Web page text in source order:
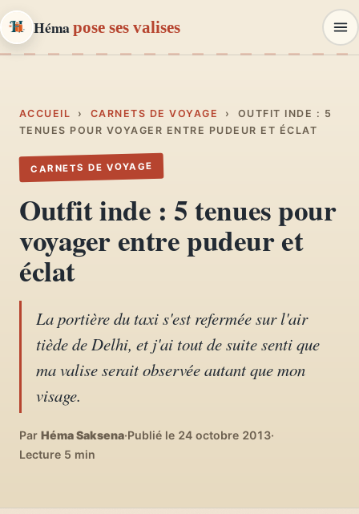
Hémapose ses valises
01 Carnets de voyage
Récits, road-trips, itinéraires
Escapades en France
Provence, Paris, Marseille…
Looks, dressing, inspirations
04 Lifestyle & déco
DIY, intérieurs, bonheur
05
Qui est Héma ?
ACCUEIL › CARNETS DE VOYAGE › OUTFIT INDE : 5
TENUES POUR VOYAGER ENTRE PUDEUR ET ÉCLAT
CARNETS DE VOYAGE
Outfit inde : 5 tenues pour
voyager entre pudeur et
éclat
La portière du taxi s'est refermée sur l'air
tiède de Delhi, et j'ai tout de suite senti que
ma valise serait observée autant que mon
visage.
Par Héma Saksena·Publié le 24 octobre 2013·
Lecture 5 min